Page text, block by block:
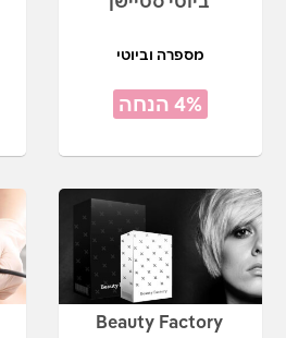
מספרה וביוטי
4% הנחה
Beauty Factory